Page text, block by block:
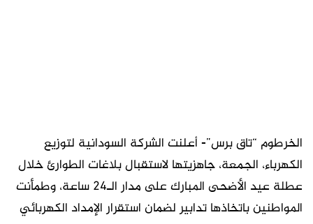
الخرطوم “تاق برس”- أعلنت الشركة السودانية لتوزيع
الكهرباء، الجمعة، جاهزيتها لاستقبال بلاغات الطوارئ خلال
عطلة عيد الأضحى المبارك على مدار الـ24 ساعة، وطمأنت
المواطنين باتخاذها تدابير لضمان استقرار الإمداد الكهربائي